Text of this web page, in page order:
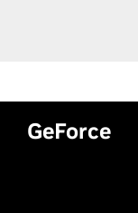
main
content
GeForce